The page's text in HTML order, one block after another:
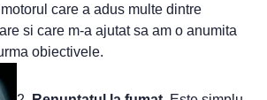
care a adus multe dintre
si care m-a ajutat sa am o anumita
obiectivele.